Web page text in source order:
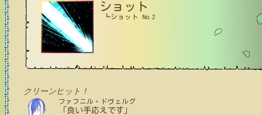
ショット
┗ショット No.2
クリーンヒット！
ファフニル・ドヴェルグ
「良い手応えです」